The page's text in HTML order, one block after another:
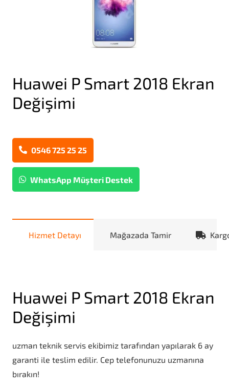
Huawei P Smart 2018 Ekran
Değişimi
0546 725 25 25
WhatsApp Müşteri Destek
Hizmet Detayı Mağazada Tamir
Huawei P Smart 2018 Ekran
Değişimi
uzman teknik servis ekibimiz tarafından yapılarak 6 ay
garanti ile teslim edilir. Cep telefonunuzu uzmanına
bırakın!